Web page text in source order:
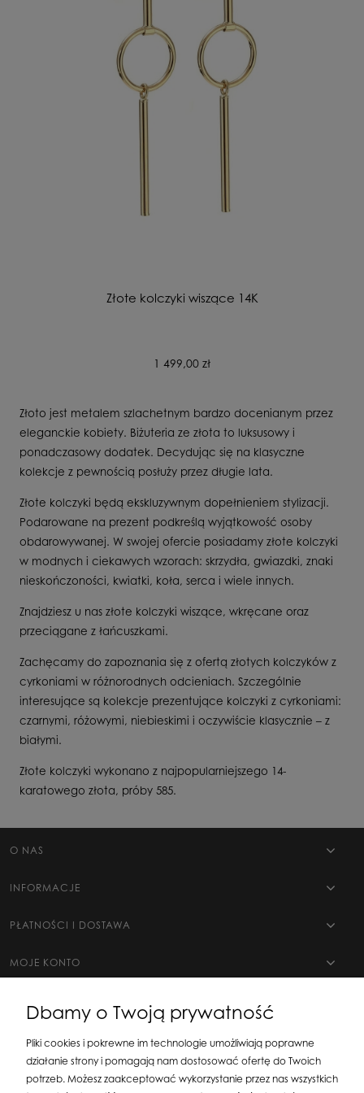
Złote kolczyki wiszące 14K
1 499,00 zł
Złoto jest metalem szlachetnym bardzo docenianym przez
eleganckie kobiety. Biżuteria ze złota to luksusowy i
ponadczasowy dodatek. Decydując się na klasyczne
kolekcje z pewnością posłuży przez długie lata.
Złote kolczyki będą ekskluzywnym dopełnieniem stylizacji.
Podarowane na prezent podkreślą wyjątkowość osoby
obdarowywanej. W swojej ofercie posiadamy złote kolczyki
w modnych i ciekawych wzorach: skrzydła, gwiazdki, znaki
nieskończoności, kwiatki, koła, serca i wiele innych.
Znajdziesz u nas złote kolczyki wiszące, wkręcane oraz
przeciągane z łańcuszkami.
Zachęcamy do zapoznania się z ofertą złotych kolczyków z
cyrkoniami w różnorodnych odcieniach. Szczególnie
interesujące są kolekcje prezentujące kolczyki z cyrkoniami:
czarnymi, różowymi, niebieskimi i oczywiście klasycznie – z
białymi.
Złote kolczyki wykonano z najpopularniejszego 14-
karatowego złota, próby 585.
O NAS
INFORMACJE
PŁATNOŚCI I DOSTAWA
MOJE KONTO
Dbamy o Twoją prywatność
Pliki cookies i pokrewne im technologie umożliwiają poprawne
działanie strony i pomagają nam dostosować ofertę do Twoich
potrzeb. Możesz zaakceptować wykorzystanie przez nas wszystkich